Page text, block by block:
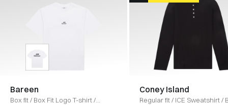
Bareen
Box fit/ Box Fit Logo T-shirt/
Coney Island
Regular fit/ ICE Sweatshirt/